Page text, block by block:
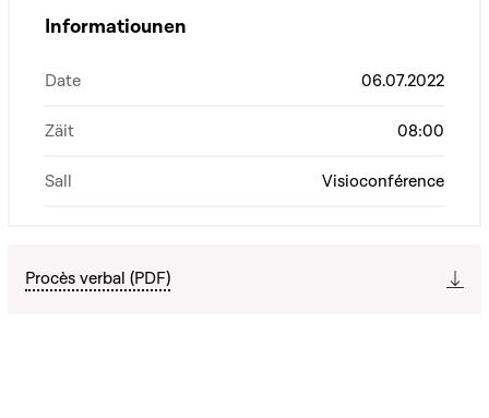
Informatiounen
Date 06.07.2022
Zäit 08:00
Sall Visioconférence
Procès verbal (PDF)